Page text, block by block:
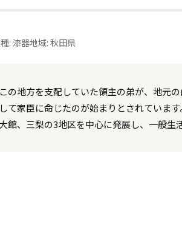
: 漆器地域: 秋田県
の地方を支配していた領主の弟が、地元
て家臣に命じたのが始まりとされていま
館、三梨の3地区を中心に発展し、一般生